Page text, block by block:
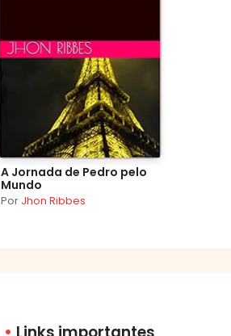
A Jornada de Pedro pelo
Mundo
Por Jhon Ribbes